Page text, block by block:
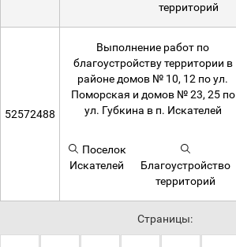
территорий
52572488
Выполнение работ по
благоустройству территории в
районе домов № 10, 12 по ул.
Поморская и домов № 23, 25 по
ул. Губкина в п. Искателей
Поселок
Искателей
Благоустройство
территорий
Страницы: